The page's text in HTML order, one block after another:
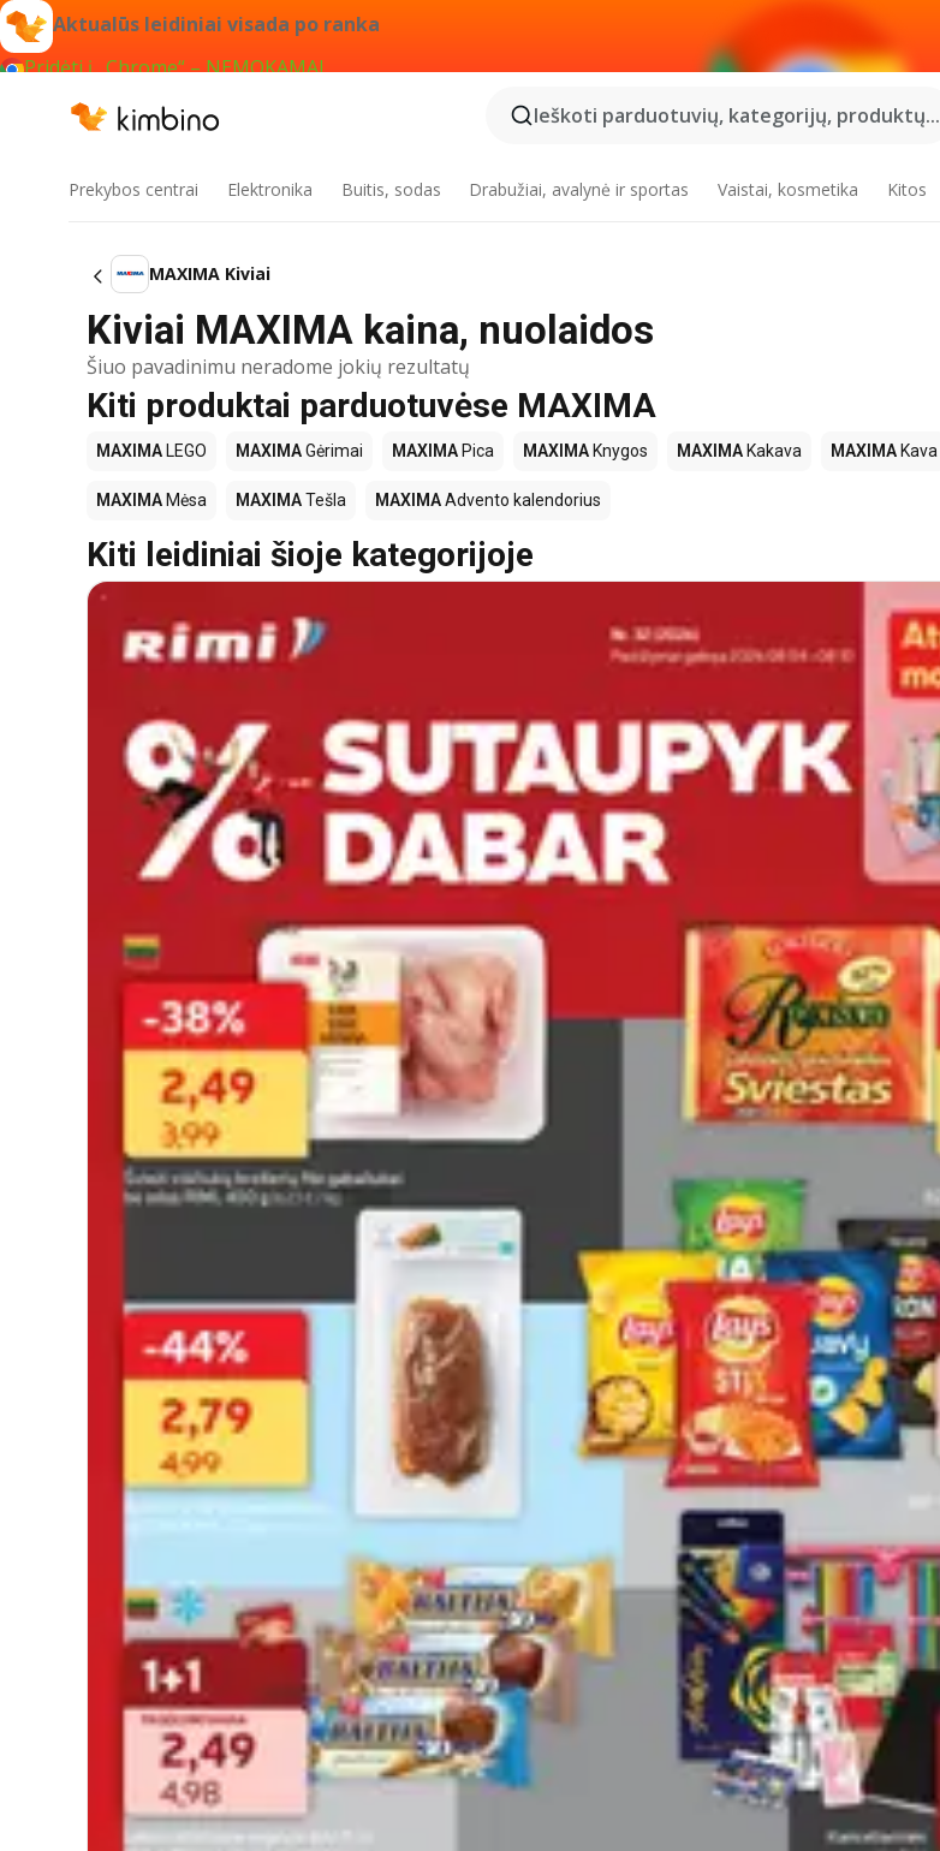
Aktualūs leidiniai visada po ranka
Pridėti į „Chrome“ – NEMOKAMAI
Ieškoti parduotuvių, kategorijų, produktų...
Prekybos centrai Elektronika Buitis, sodas Drabužiai, avalynė ir sportas Vaistai, kosmetika Kitos
MAXIMA Kiviai
Kiviai MAXIMA kaina, nuolaidos
Šiuo pavadinimu neradome jokių rezultatų
Kiti produktai parduotuvėse MAXIMA
MAXIMA LEGO MAXIMAGėrimai MAXIMA Pica MAXIMA Knygos MAXIMA Kakava MAXIMA Kava
MAXIMA Mėsa MAXIMATešla MAXIMAAdvento kalendorius
Kiti leidiniai šioje kategorijoje